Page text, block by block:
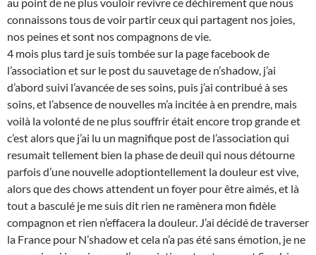
connaissons tous de voir partir ceux qui partagent nos joies,
nos peines et sont nos compagnons de vie.
4 mois plus tard je suis tombée sur la page facebook de
l’association et sur le post du sauvetage de n’shadow, j’ai
d’abord suivi l’avancée de ses soins, puis j’ai contribué à ses
soins, et l’absence de nouvelles m’a incitée à en prendre, mais
voilà la volonté de ne plus souffrir était encore trop grande et
c’est alors que j’ai lu un magnifique post de l’association qui
resumait tellement bien la phase de deuil qui nous détourne
parfois d’une nouvelle adoptiontellement la douleur est vive,
alors que des chows attendent un foyer pour être aimés, et là
tout a basculé je me suis dit rien ne ramènera mon fidèle
compagnon et rien n’effacera la douleur. J’ai décidé de traverser
la France pour N’shadow et cela n’a pas été sans émotion, je ne